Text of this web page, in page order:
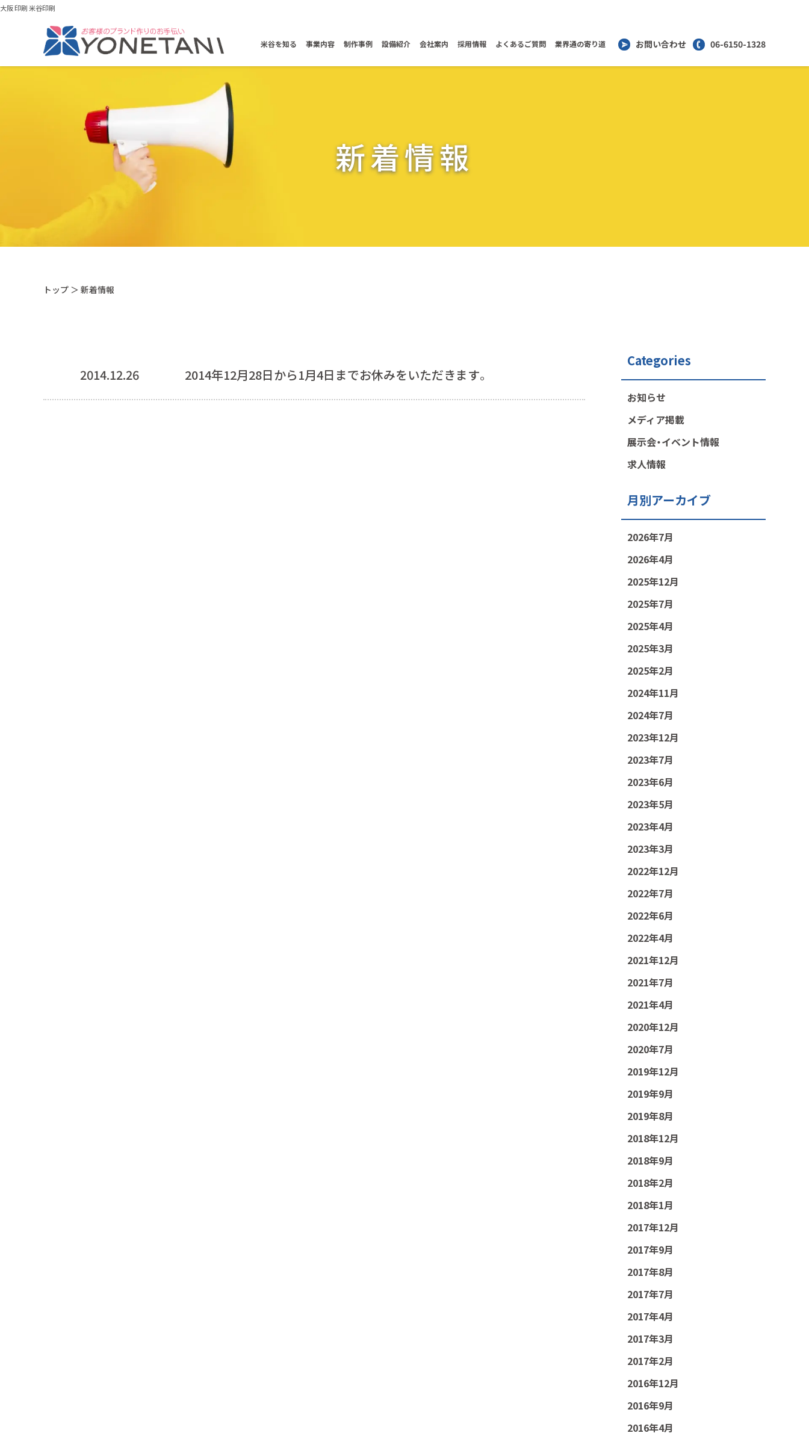
大阪 印刷 米谷印刷
米谷を知る 事業内容 制作事例 設備紹介 会社案内 採用情報 よくあるご質問 業界通の寄り道 お問い合わせ 06-6150-1328
新着情報
トップ ＞ 新着情報
2014.12.26 2014年12月28日から1月4日までお休みをいただきます。
Categories
お知らせ
メディア掲載
展示会・イベント情報
求人情報
月別アーカイブ
2026年7月
2026年4月
2025年12月
2025年7月
2025年4月
2025年3月
2025年2月
2024年11月
2024年7月
2023年12月
2023年7月
2023年6月
2023年5月
2023年4月
2023年3月
2022年12月
2022年7月
2022年6月
2022年4月
2021年12月
2021年7月
2021年4月
2020年12月
2020年7月
2019年12月
2019年9月
2019年8月
2018年12月
2018年9月
2018年2月
2018年1月
2017年12月
2017年9月
2017年8月
2017年7月
2017年4月
2017年3月
2017年2月
2016年12月
2016年9月
2016年4月